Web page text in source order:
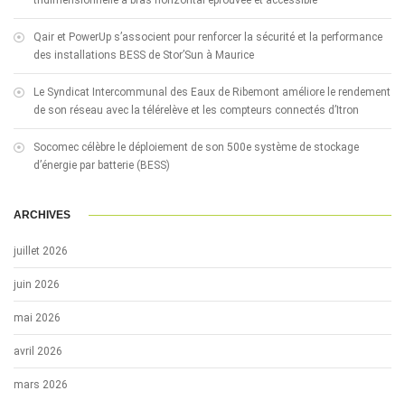
Qair et PowerUp s’associent pour renforcer la sécurité et la performance
des installations BESS de Stor’Sun à Maurice
Le Syndicat Intercommunal des Eaux de Ribemont améliore le rendement
de son réseau avec la télérelève et les compteurs connectés d’Itron
Socomec célèbre le déploiement de son 500e système de stockage
d’énergie par batterie (BESS)
ARCHIVES
juillet 2026
juin 2026
mai 2026
avril 2026
mars 2026